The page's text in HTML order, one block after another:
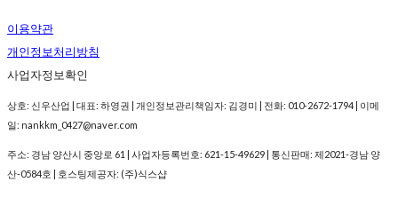
이용약관
개인정보처리방침
사업자정보확인
상호: 신우산업 | 대표: 하영권 | 개인정보관리책임자: 김경미 | 전화: 010-2672-1794 | 이메
일: nankkm_0427@naver.com
주소: 경남 양산시 중앙로 61 | 사업자등록번호: 621-15-49629 | 통신판매: 제2021-경남 양
산-0584호 | 호스팅제공자: (주)식스샵